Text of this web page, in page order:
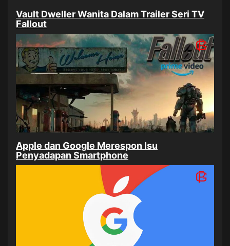
Vault Dweller Wanita Dalam Trailer Seri TV
Fallout
Apple dan Google Merespon Isu
Penyadapan Smartphone